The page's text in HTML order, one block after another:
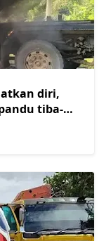
diri,
tiba-